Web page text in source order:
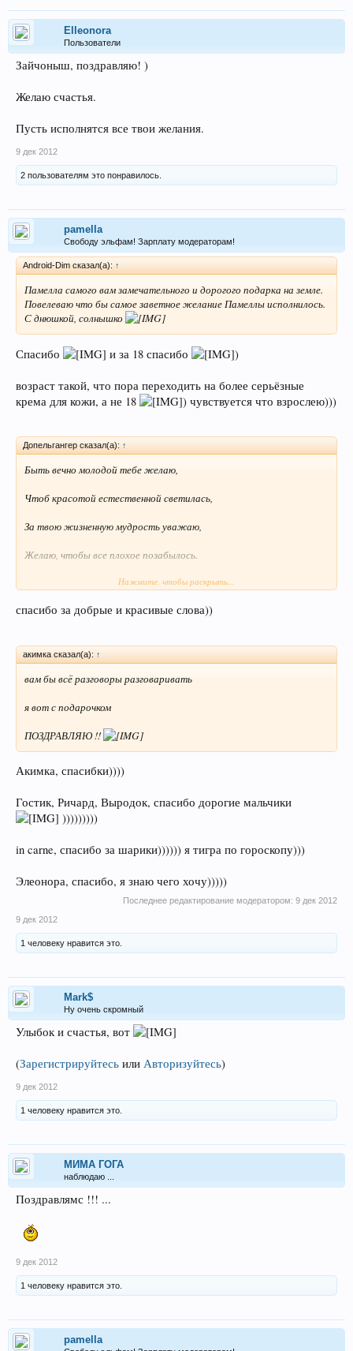
Elleonora
Пользователи
Зайчоныш, поздравляю! )
Желаю счастья.
Пусть исполнятся все твои желания.
9 дек 2012
2 пользователям это понравилось.
pamella
Свободу эльфам! Зарплату модераторам!
Android-Dim сказал(а): ↑
Памелла самого вам замечательного и дорогого подарка на земле.
Повелеваю что бы самое заветное желание Памеллы исполнилось.
С днюшкой, солнышко
Спасибо и за 18 спасибо )
возраст такой, что пора переходить на более серьёзные
крема для кожи, а не 18
) чувствуется что взрослею)))
Допельгангер сказал(а): ↑
Быть вечно молодой тебе желаю,
Чтоб красотой естественной светилась,
За твою жизненную мудрость уважаю,
Желаю, чтобы все плохое позабылось.
В твой День Рождения желаю лишь добра,
Всегда лишь наслаждаться женским счастьем.
Нажмите, чтобы раскрыть...
спасибо за добрые и красивые слова))
акимка сказал(а): ↑
вам бы всё разговоры разговаривать
я вот с подарочком
ПОЗДРАВЛЯЮ !!
Акимка, спасибки))))
Гостик, Ричард, Выродок, спасибо дорогие мальчики
)))))))))
in carne, спасибо за шарики)))))) я тигра по гороскопу)))
Элеонора, спасибо, я знаю чего хочу)))))
Последнее редактирование модератором: 9 дек 2012
9 дек 2012
1 человеку нравится это.
Mark$
Ну очень скромный
Улыбок и счастья, вот
(Зарегистрируйтесь или Авторизуйтесь)
9 дек 2012
1 человеку нравится это.
МИМА ГОГА
наблюдаю ...
Поздравлямс !!! ...
9 дек 2012
1 человеку нравится это.
pamella